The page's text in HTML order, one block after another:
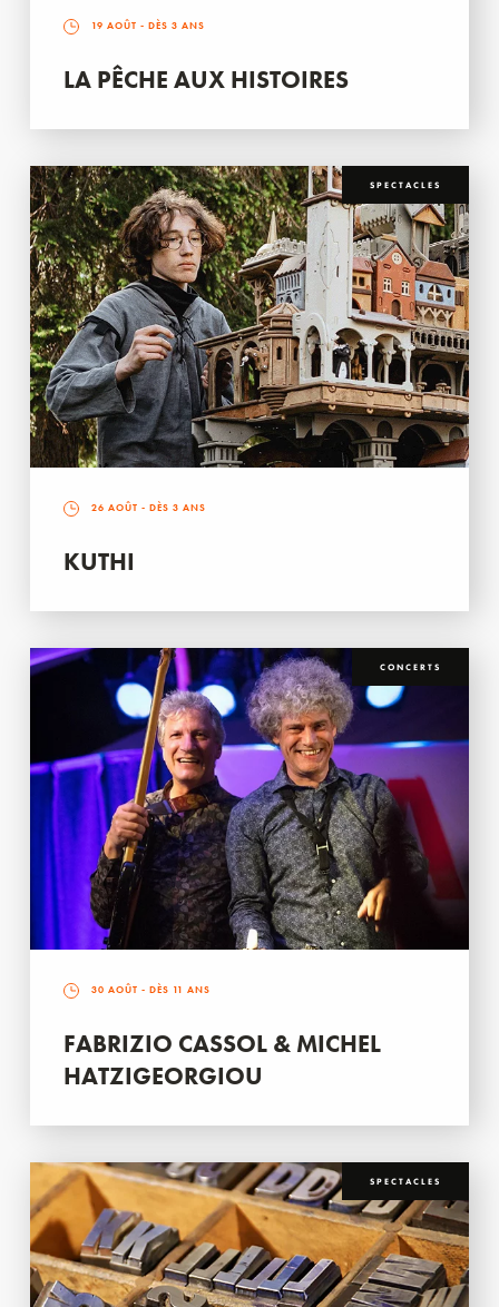
19 AOÛT - DÈS 3 ANS
LA PÊCHE AUX HISTOIRES
SPECTACLES
26 AOÛT - DÈS 3 ANS
KUTHI
CONCERTS
30 AOÛT - DÈS 11 ANS
FABRIZIO CASSOL & MICHEL
HATZIGEORGIOU
SPECTACLES